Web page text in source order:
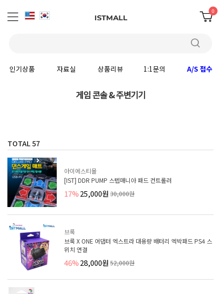
0
인기상품 자료실 상품리뷰 1:1문의 A/S 접수
게임 콘솔 & 주변기기
TOTAL57
아이에스티몰
[IST] DDR PUMP 스텝매니아 패드 컨트롤러
17%25,000원 30,000원
브룩
브룩 X ONE 어댑터 엑스트라 대용량 배터리 엑박패드 PS4 스
위치 연결
46%28,000원 52,000원